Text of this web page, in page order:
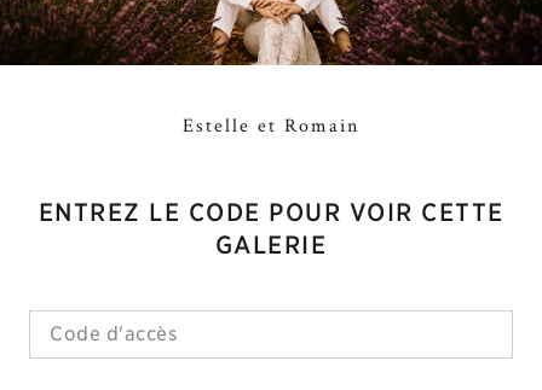
Estelle et Romain
ENTREZ LE CODE POUR VOIR CETTE
GALERIE